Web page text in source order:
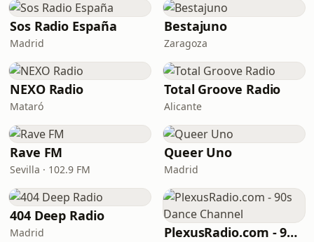
Sos Radio España
Madrid
Bestajuno
Zaragoza
NEXO Radio
Mataró
Total Groove Radio
Alicante
Rave FM
Sevilla · 102.9 FM
Queer Uno
Madrid
404 Deep Radio
Madrid PlexusRadio.com - 90s Dance Channel